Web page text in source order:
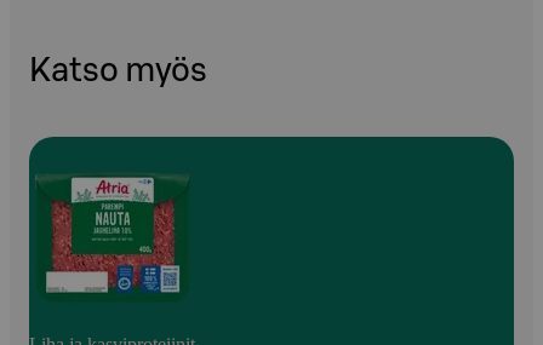
Katso myös